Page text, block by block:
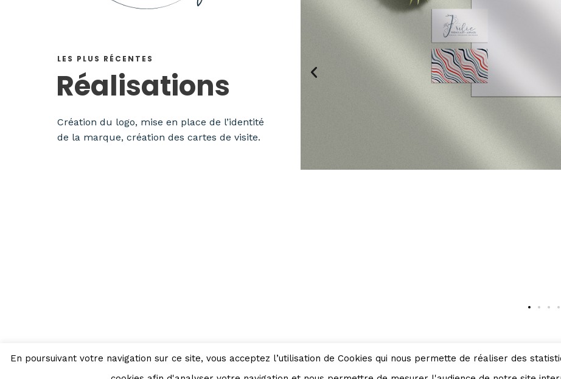
LES PLUS RÉCENTES
Réalisations
Création du logo, mise en place de l’identité
de la marque, création des cartes de visite.
Copyright © 2026 ASA Communication Mentions légales
En poursuivant votre navigation sur ce site, vous acceptez l’utilisation de Cookies qui nous permette de réaliser des